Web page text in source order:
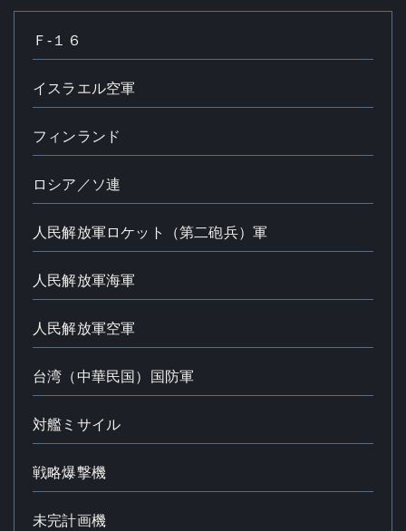
Ｆ‐１６
イスラエル空軍
フィンランド
ロシア／ソ連
人民解放軍ロケット（第二砲兵）軍
人民解放軍海軍
人民解放軍空軍
台湾（中華民国）国防軍
対艦ミサイル
戦略爆撃機
未完計画機